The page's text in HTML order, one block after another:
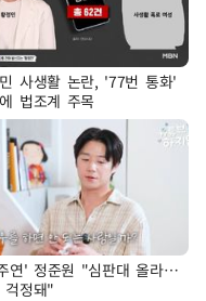
사생활 논란, '77번 통화'
법조계 주목
연' 정준원 "심판대 올라…
걱정돼"